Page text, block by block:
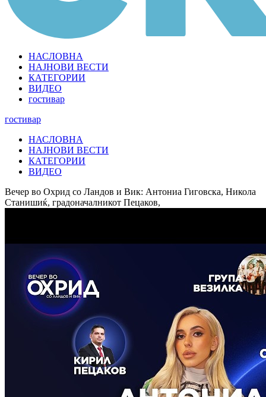
НАСЛОВНА
НАЈНОВИ ВЕСТИ
КАТЕГОРИИ
ВИДЕО
гостивар
гостивар
НАСЛОВНА
НАЈНОВИ ВЕСТИ
КАТЕГОРИИ
ВИДЕО
Вечер во Охрид со Ландов и Вик: Антониа Гиговска, Никола
Станишиќ, градоначалникот Пецаков,